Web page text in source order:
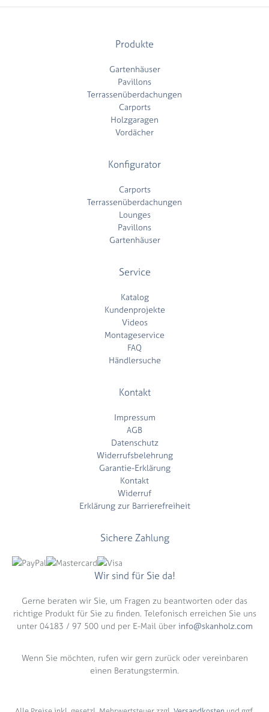
Produkte
Gartenhäuser
Pavillons
Terrassenüberdachungen
Carports
Holzgaragen
Vordächer
Konfigurator
Carports
Terrassenüberdachungen
Lounges
Pavillons
Gartenhäuser
Service
Katalog
Kundenprojekte
Videos
Montageservice
FAQ
Händlersuche
Kontakt
Impressum
AGB
Datenschutz
Widerrufsbelehrung
Garantie-Erklärung
Kontakt
Widerruf
Erklärung zur Barrierefreiheit
Sichere Zahlung
Wir sind für Sie da!
Gerne beraten wir Sie, um Fragen zu beantworten oder das
richtige Produkt für Sie zu finden. Telefonisch erreichen Sie uns
unter 04183 / 97 500 und per E-Mail über info@skanholz.com
Wenn Sie möchten, rufen wir gern zurück oder vereinbaren
einen Beratungstermin.